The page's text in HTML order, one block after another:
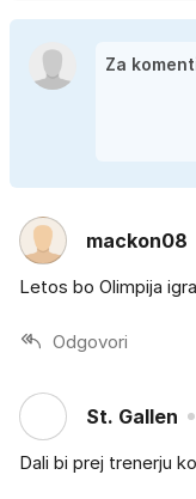
mackon08
Letos bo Olimpija
Odgovori
St. Gallen
Dali bi prej trenerju